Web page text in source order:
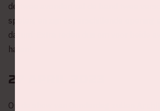
de twee avonden zal de band twee
spelen, en zijn er verschillende opening
datum. Extra reden dus om voor beide
halen!
27 april 2023
Op de show van donderdag zullen